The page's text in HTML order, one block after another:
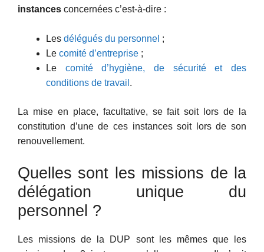
instances concernées c’est-à-dire :
Les délégués du personnel ;
Le comité d’entreprise ;
Le comité d’hygiène, de sécurité et des
conditions de travail .
La mise en place, facultative, se fait soit lors de la
constitution d’une de ces instances soit lors de son
renouvellement.
Quelles sont les missions de la
délégation unique du
personnel ?
Les missions de la DUP sont les mêmes que les